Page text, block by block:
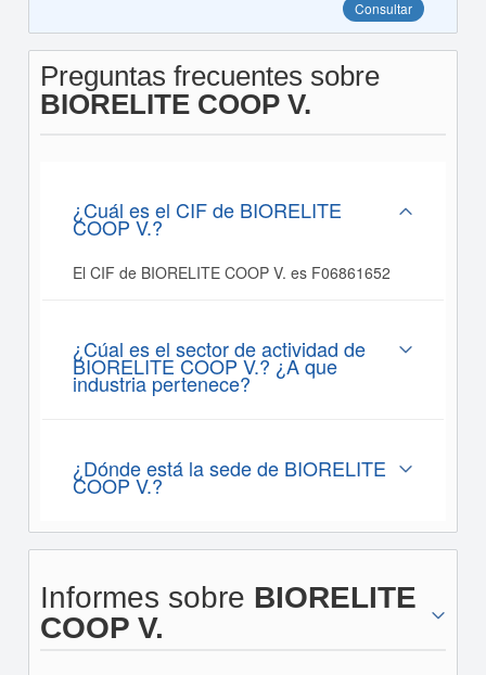
Consultar
Preguntas frecuentes sobre
BIORELITE COOP V.
¿Cuál es el CIF de BIORELITE
COOP V.?
El CIF de BIORELITE COOP V. es F06861652
¿Cúal es el sector de actividad de
BIORELITE COOP V.? ¿A que
industria pertenece?
¿Dónde está la sede de BIORELITE
COOP V.?
Informes sobre BIORELITE
COOP V.